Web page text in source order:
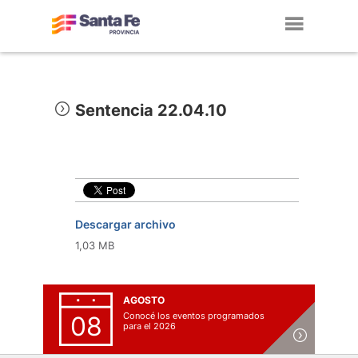
Sentencia 22.04.10
Descargar archivo
1,03 MB
08
AGOSTO
Conocé los eventos programados
para el 2026